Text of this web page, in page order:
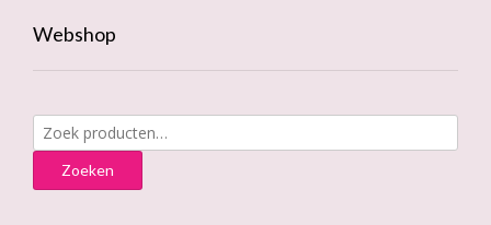
Webshop
Zoeken
naar:
Zoeken